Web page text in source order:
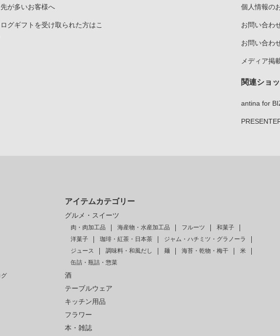
が多いお客様へ
グギフトを受け取られた方はこ
個人情報の
お問い合わ
お問い合わ
メディア掲
関連ショ
antina for
アイテムカテゴリー
グルメ・スイーツ
肉・肉加工品 海産物・水産加工品 フルーツ
和菓子
洋菓子
珈琲・紅茶・日本茶
ジャム・ハチミツ・グラノーラ
ジュース
調味料・和風だし 麺 海苔・乾物・梅干
米
缶詰・瓶詰・惣菜
酒
テーブルウェア
キッチン用品
フラワー
本・雑誌